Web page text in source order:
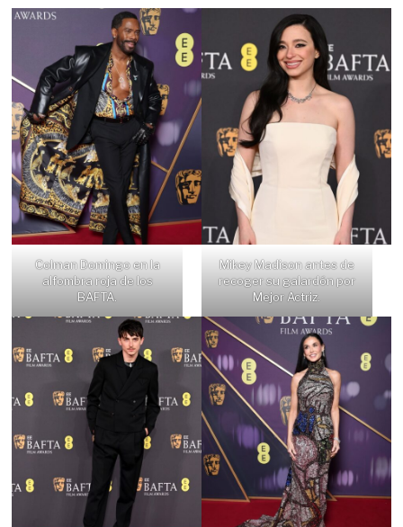
Colman Domingo en la
alfombra roja de los
BAFTA.
Mikey Madison antes de
recoger su galardón por
Mejor Actriz.